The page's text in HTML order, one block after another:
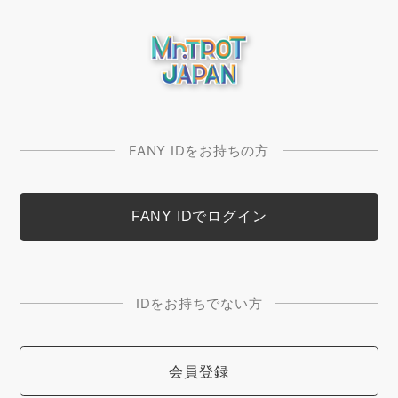
FANY IDをお持ちの方
IDをお持ちでない方
会員登録